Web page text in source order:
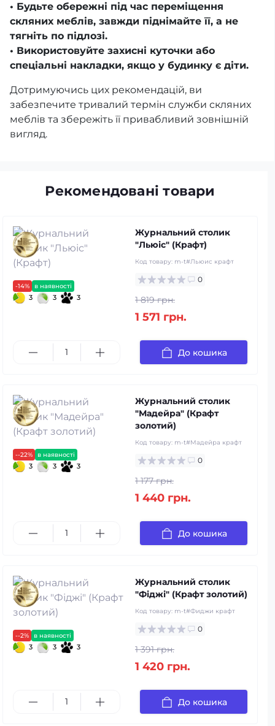
• Будьте обережні під час переміщення
скляних меблів, завжди піднімайте її, а не
тягніть по підлозі.
• Використовуйте захисні куточки або
спеціальні накладки, якщо у будинку є діти.
Дотримуючись цих рекомендацій, ви
забезпечите тривалий термін служби скляних
меблів та збережіть її привабливий зовнішній
вигляд.
Рекомендовані товари
-14% в наявності
3 3 3
Журнальний столик
"Льюіс" (Крафт)
Код товару: m-t#Льюис крафт
0
1 819 грн.
1 571 грн.
До кошика
--22% в наявності
3 3 3
Журнальний столик
"Мадейра" (Крафт
золотий)
Код товару: m-t#Мадейра крафт
0
1 177 грн.
1 440 грн.
До кошика
--2% в наявності
3 3 3
Журнальний столик
"Фіджі" (Крафт золотий)
Код товару: m-t#Фиджи крафт
0
1 391 грн.
1 420 грн.
До кошика